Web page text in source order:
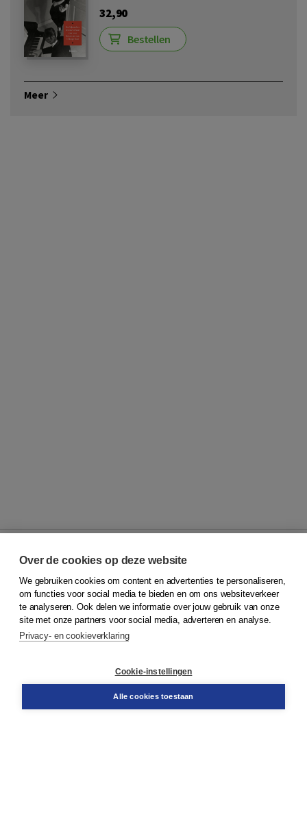
32,90
Bestellen
Meer
© 2026Koninklijke Boom uitgevers
Klantenservice
Service & informatie
Contact
Over de cookies op deze website
We gebruiken cookies om content en advertenties te personaliseren,
om functies voor social media te bieden en om ons websiteverkeer
te analyseren. Ook delen we informatie over jouw gebruik van onze
site met onze partners voor social media, adverteren en analyse.
Privacy- en cookieverklaring
Cookie-instellingen
Alle cookies toestaan